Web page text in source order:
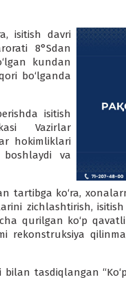
isitish davri
8°Sdan
kundan
bo‘lganda
isitish
Vazirlar
hokimliklari
va
tartibga ko‘ra,
zichlashtirish,
qurilgan ko‘p
rekonstruksiya
tasdiqlangan